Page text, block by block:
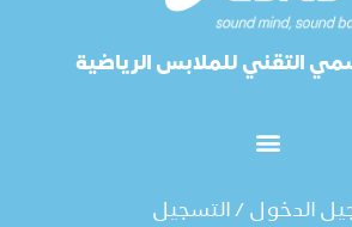
التقني للملابس الرياضية
الدخول / التسجيل